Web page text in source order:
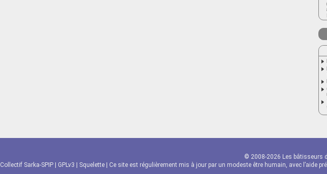
© 2008-2026 Les bâtisseurs
Collectif Sarka-SPIP GPLv3 Squelette | Ce site est régulièrement mis à jour par un modeste être humain, avec l’aide